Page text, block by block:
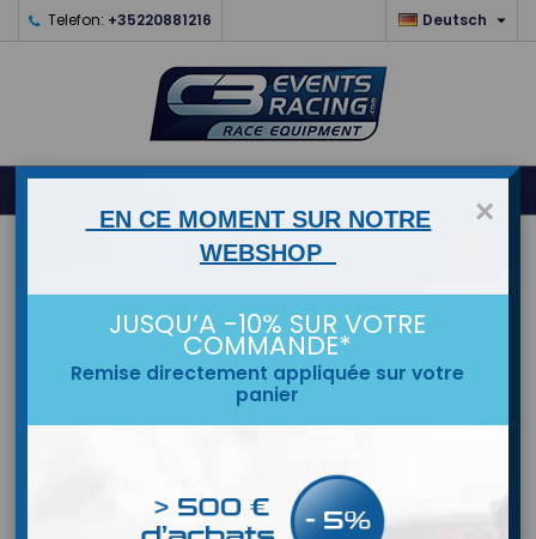
Telefon: +35220881216 Deutsch 
0
×
EN CE MOMENT SUR NOTRE
WEBSHOP
JUSQU’A -10% SUR VOTRE
COMMANDE*
Remise directement appliquée sur votre
panier